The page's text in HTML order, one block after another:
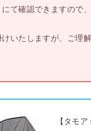
て確認できますので
いたしますが、ご理
【タモア